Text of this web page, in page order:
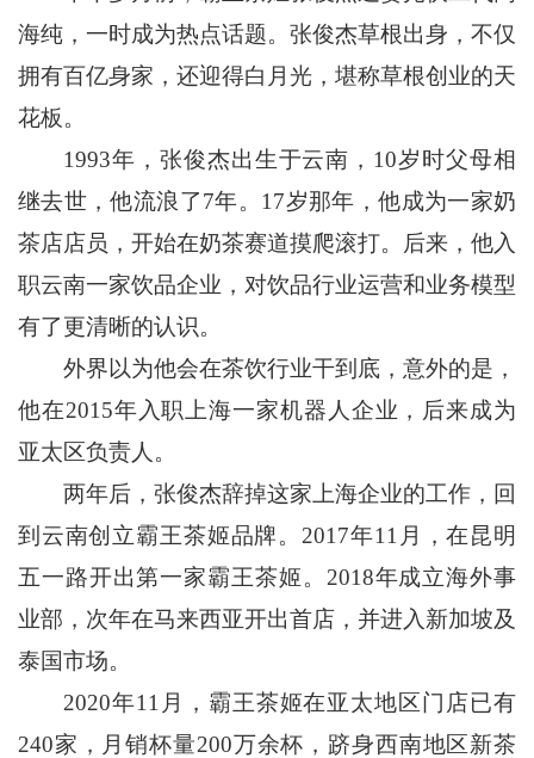
海纯，一时成为热点话题。张俊杰草根出身，不仅
拥有百亿身家，还迎得白月光，堪称草根创业的天
花板。
1993年，张俊杰出生于云南，10岁时父母相
继去世，他流浪了7年。17岁那年，他成为一家奶
茶店店员，开始在奶茶赛道摸爬滚打。后来，他入
职云南一家饮品企业，对饮品行业运营和业务模型
有了更清晰的认识。
外界以为他会在茶饮行业干到底，意外的是，
他在2015年入职上海一家机器人企业，后来成为
亚太区负责人。
两年后，张俊杰辞掉这家上海企业的工作，回
到云南创立霸王茶姬品牌。2017年11月，在昆明
五一路开出第一家霸王茶姬。2018年成立海外事
业部，次年在马来西亚开出首店，并进入新加坡及
泰国市场。
2020年11月，霸王茶姬在亚太地区门店已有
240家，月销杯量200万余杯，跻身西南地区新茶